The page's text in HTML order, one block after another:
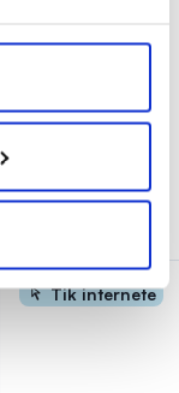
expand_more
Tik internete